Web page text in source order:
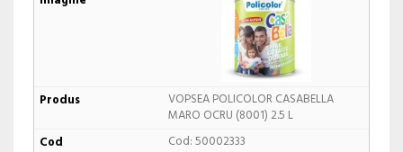
VOPSEA POLICOLOR CASABELLA
MARO OCRU (8001) 2.5 L
Cod: 50002333